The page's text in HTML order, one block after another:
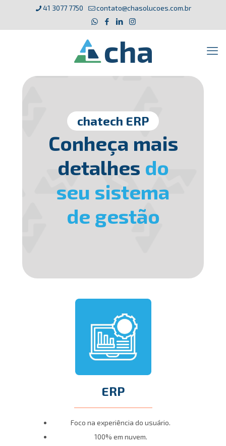
41 3077 7750 contato@chasolucoes.com.br
chatech ERP
Conheça mais
detalhes do
seu sistema
de gestão
ERP
Foco na experiência do usuário.
100% em nuvem.